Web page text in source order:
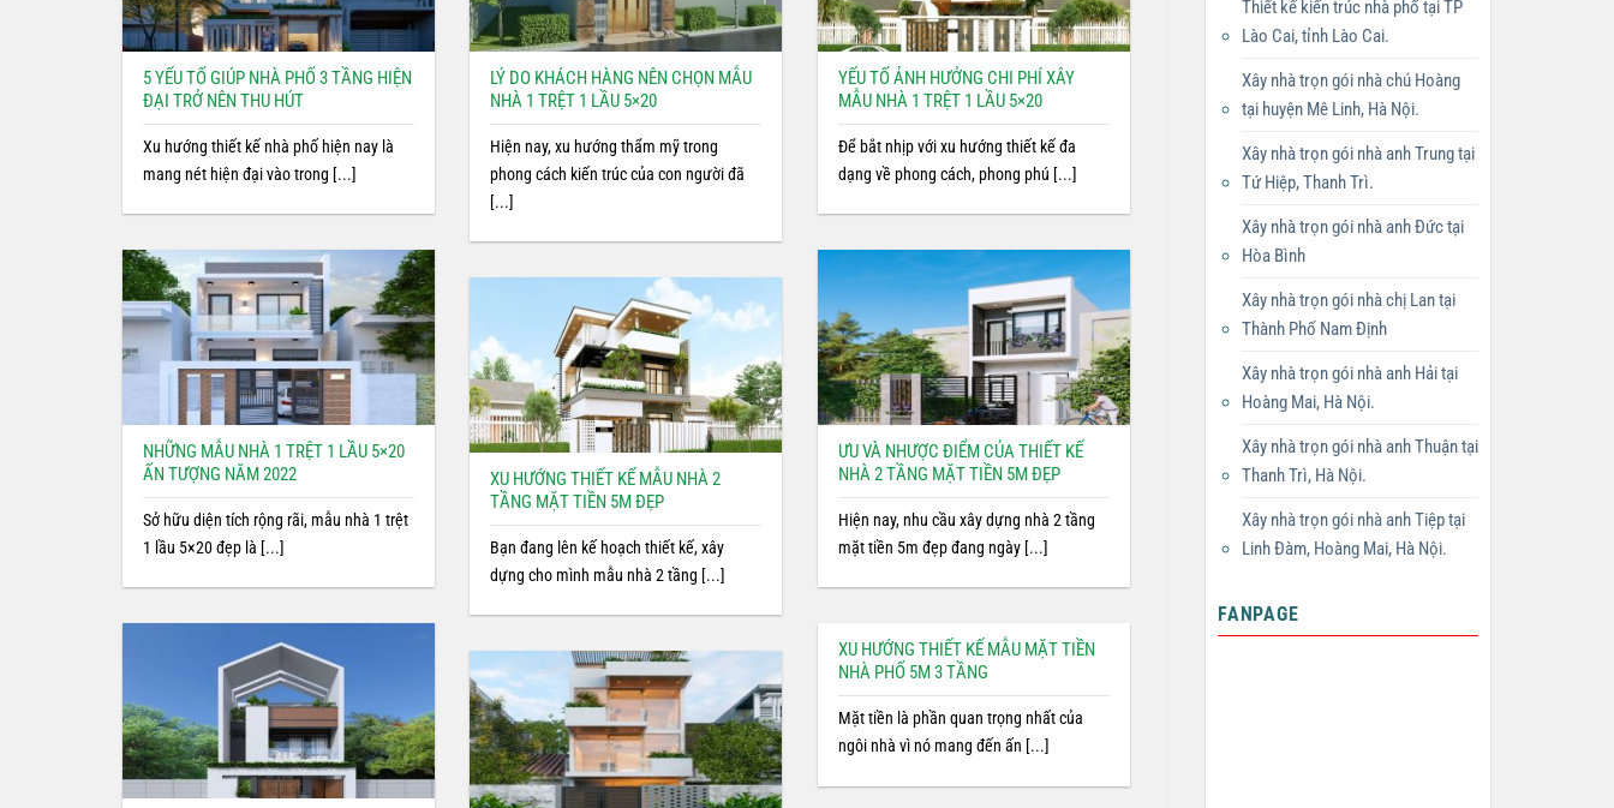
5 YẾU TỐ GIÚP NHÀ PHỐ 3 TẦNG HIỆN
ĐẠI TRỞ NÊN THU HÚT
Xu hướng thiết kế nhà phố hiện nay là
mang nét hiện đại vào trong [...]
LÝ DO KHÁCH HÀNG NÊN CHỌN MẪU
NHÀ 1 TRỆT 1 LẦU 5×20
Hiện nay, xu hướng thẩm mỹ trong
phong cách kiến trúc của con người đã
[...]
YẾU TỐ ẢNH HƯỞNG CHI PHÍ XÂY
MẪU NHÀ 1 TRỆT 1 LẦU 5×20
Để bắt nhịp với xu hướng thiết kế đa
dạng về phong cách, phong phú [...]
NHỮNG MẪU NHÀ 1 TRỆT 1 LẦU 5×20
ẤN TƯỢNG NĂM 2022
Sở hữu diện tích rộng rãi, mẫu nhà 1 trệt
1 lầu 5×20 đẹp là [...]
ƯU VÀ NHƯỢC ĐIỂM CỦA THIẾT KẾ
NHÀ 2 TẦNG MẶT TIỀN 5M ĐẸP
Hiện nay, nhu cầu xây dựng nhà 2 tầng
mặt tiền 5m đẹp đang ngày [...]
XU HƯỚNG THIẾT KẾ MẪU NHÀ 2
TẦNG MẶT TIỀN 5M ĐẸP
Bạn đang lên kế hoạch thiết kế, xây
dựng cho mình mẫu nhà 2 tầng [...]
XU HƯỚNG THIẾT KẾ MẪU MẶT TIỀN
NHÀ PHỐ 5M 3 TẦNG
Mặt tiền là phần quan trọng nhất của
ngôi nhà vì nó mang đến ấn [...]
Thiết kế kiến trúc nhà phố tại TP
Lào Cai, tỉnh Lào Cai.
Xây nhà trọn gói nhà chú Hoàng
tại huyện Mê Linh, Hà Nội.
Xây nhà trọn gói nhà anh Trung tại
Tứ Hiệp, Thanh Trì.
Xây nhà trọn gói nhà anh Đức tại
Hòa Bình
Xây nhà trọn gói nhà chị Lan tại
Thành Phố Nam Định
Xây nhà trọn gói nhà anh Hải tại
Hoàng Mai, Hà Nội.
Xây nhà trọn gói nhà anh Thuận tại
Thanh Trì, Hà Nội.
Xây nhà trọn gói nhà anh Tiệp tại
Linh Đàm, Hoàng Mai, Hà Nội.
FANPAGE